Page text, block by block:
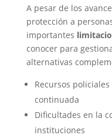
A pesar de los
protección a
importantes
conocer para
alternativas
Recursos
continuada
Dificultades en la
instituciones